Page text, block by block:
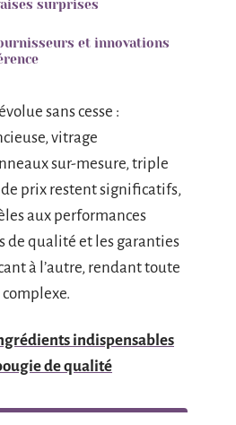
surprises
et innovations
sans cesse :
vitrage
sur-mesure, triple
de prix restent significatifs,
aux performances
de qualité et les garanties
à l’autre, rendant toute
indispensables
de qualité